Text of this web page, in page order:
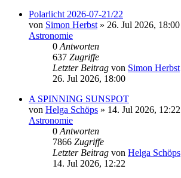
Polarlicht 2026-07-21/22
von Simon Herbst » 26. Jul 2026, 18:00
Astronomie
0 Antworten
637 Zugriffe
Letzter Beitrag von Simon Herbst
26. Jul 2026, 18:00
A SPINNING SUNSPOT
von Helga Schöps » 14. Jul 2026, 12:22
Astronomie
0 Antworten
7866 Zugriffe
Letzter Beitrag von Helga Schöps
14. Jul 2026, 12:22